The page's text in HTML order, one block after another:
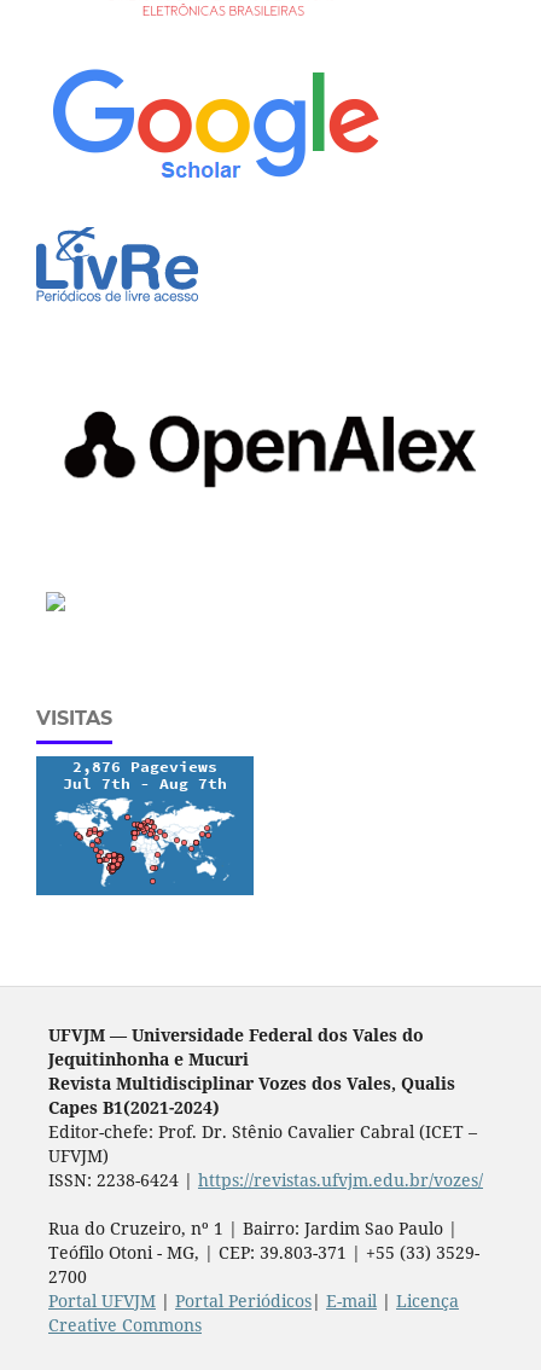
VISITAS
UFVJM — Universidade Federal dos Vales do
Jequitinhonha e Mucuri
Revista Multidisciplinar Vozes dos Vales, Qualis
Capes B1(2021-2024)
Editor-chefe: Prof. Dr. Stênio Cavalier Cabral (ICET –
UFVJM)
ISSN: 2238-6424 | https://revistas.ufvjm.edu.br/vozes/
Rua do Cruzeiro, nº 1 | Bairro: Jardim Sao Paulo |
Teófilo Otoni - MG, | CEP: 39.803-371 | +55 (33) 3529-
2700
Portal UFVJM| Portal Periódicos| E-mail | Licença
Creative Commons